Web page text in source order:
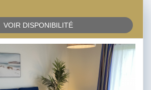
VOIR DISPONIBILITÉ